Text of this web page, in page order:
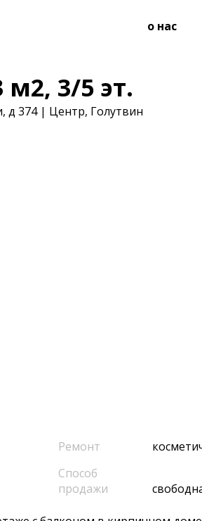
о нас
м2, 3/5 эт.
д 374 | Центр, Голутвин
Ремонт
Способ
продажи